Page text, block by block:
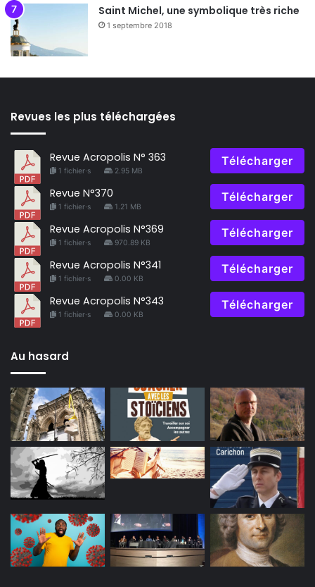
Saint Michel, une symbolique très riche
1 septembre 2018
Revues les plus téléchargées
Revue Acropolis N° 363
1 fichier·s 2.95 MB
Télécharger
Revue N°370
1 fichier·s 1.21 MB
Télécharger
Revue Acropolis N°369
1 fichier·s 970.89 KB
Télécharger
Revue Acropolis N°341
1 fichier·s 0.00 KB
Télécharger
Revue Acropolis N°343
1 fichier·s 0.00 KB
Télécharger
Au hasard